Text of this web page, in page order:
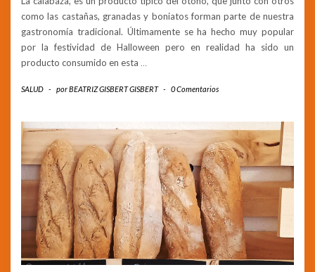
como las castañas, granadas y boniatos forman parte de nuestra
gastronomía tradicional. Últimamente se ha hecho muy popular
por la festividad de Halloween pero en realidad ha sido un
producto consumido en esta …
SALUD - porBEATRIZ GISBERT GISBERT - 0 Comentarios